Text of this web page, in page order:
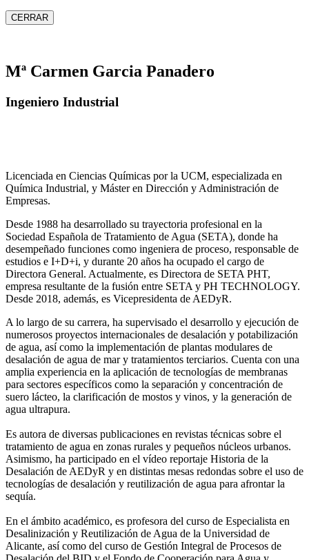
CERRAR
Mª Carmen Garcia Panadero
Ingeniero Industrial
Licenciada en Ciencias Químicas por la UCM, especializada en
Química Industrial, y Máster en Dirección y Administración de
Empresas.
Desde 1988 ha desarrollado su trayectoria profesional en la
Sociedad Española de Tratamiento de Agua (SETA), donde ha
desempeñado funciones como ingeniera de proceso, responsable de
estudios e I+D+i, y durante 20 años ha ocupado el cargo de
Directora General. Actualmente, es Directora de SETA PHT,
empresa resultante de la fusión entre SETA y PH TECHNOLOGY.
Desde 2018, además, es Vicepresidenta de AEDyR.
A lo largo de su carrera, ha supervisado el desarrollo y ejecución de
numerosos proyectos internacionales de desalación y potabilización
de agua, así como la implementación de plantas modulares de
desalación de agua de mar y tratamientos terciarios. Cuenta con una
amplia experiencia en la aplicación de tecnologías de membranas
para sectores específicos como la separación y concentración de
suero lácteo, la clarificación de mostos y vinos, y la generación de
agua ultrapura.
Es autora de diversas publicaciones en revistas técnicas sobre el
tratamiento de agua en zonas rurales y pequeños núcleos urbanos.
Asimismo, ha participado en el vídeo reportaje Historia de la
Desalación de AEDyR y en distintas mesas redondas sobre el uso de
tecnologías de desalación y reutilización de agua para afrontar la
sequía.
En el ámbito académico, es profesora del curso de Especialista en
Desalinización y Reutilización de Agua de la Universidad de
Alicante, así como del curso de Gestión Integral de Procesos de